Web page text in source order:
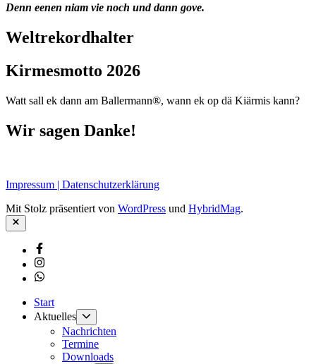
Denn eenen niam vie noch und dann gove.
Weltrekordhalter
Kirmesmotto 2026
Watt sall ek dann am Ballermann®, wann ek op dä Kiärmis kann?
Wir sagen Danke!
Impressum | Datenschutzerklärung
Mit Stolz präsentiert von WordPress und HybridMag.
Schließen
Facebook
Instagram
Whatsapp
Start
Aktuelles
anzeigen
Nachrichten
Termine
Downloads